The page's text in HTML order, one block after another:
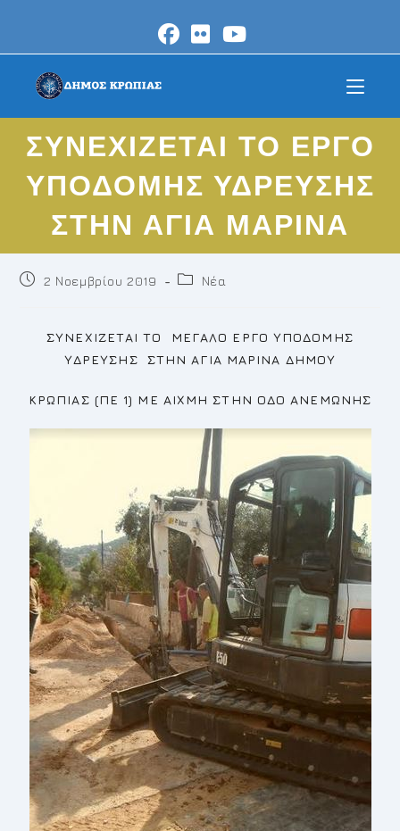
content
ΣΥΝΕΧΙΖΕΤΑΙ ΤΟ ΕΡΓΟ
ΥΠΟΔΟΜΗΣ ΥΔΡΕΥΣΗΣ
ΣΤΗΝ ΑΓΙΑ ΜΑΡΙΝΑ
Post2 Νοεμβρίου 2019
PostΝέα
ΣΥΝΕΧΙΖΕΤΑΙ ΤΟ ΜΕΓΑΛΟ ΕΡΓΟ ΥΠΟΔΟΜΗΣ
ΥΔΡΕΥΣΗΣ ΣΤΗΝ ΑΓΙΑ ΜΑΡΙΝΑ ΔΗΜΟΥ
ΚΡΩΠΙΑΣ (ΠΕ 1) ΜΕ ΑΙΧΜΗ ΣΤΗΝ ΟΔΟ ΑΝΕΜΩΝΗΣ